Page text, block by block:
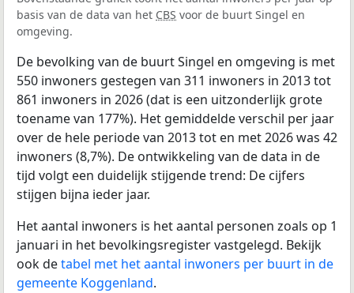
basis van de data van het CBS voor de buurt Singel en
omgeving.
De bevolking van de buurt Singel en omgeving is met
550 inwoners gestegen van 311 inwoners in 2013 tot
861 inwoners in 2026 (dat is een uitzonderlijk grote
toename van 177%). Het gemiddelde verschil per jaar
over de hele periode van 2013 tot en met 2026 was 42
inwoners (8,7%). De ontwikkeling van de data in de
tijd volgt een duidelijk stijgende trend: De cijfers
stijgen bijna ieder jaar.
Het aantal inwoners is het aantal personen zoals op 1
januari in het bevolkingsregister vastgelegd. Bekijk
ook detabel met het aantal inwoners per buurt in de
gemeente Koggenland.